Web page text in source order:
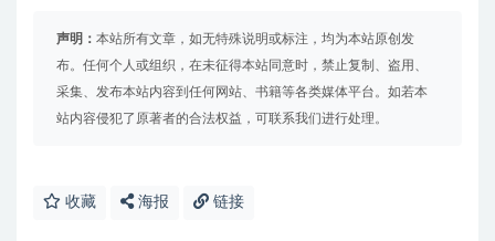
声明： 本站所有文章，如无特殊说明或标注，均为本站原创发
布。任何个人或组织，在未征得本站同意时，禁止复制、盗用、
采集、发布本站内容到任何网站、书籍等各类媒体平台。如若本
站内容侵犯了原著者的合法权益，可联系我们进行处理。
收藏 海报 链接